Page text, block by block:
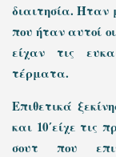
διαιτησία. Ήταν
που ήταν αυτοί
είχαν τις
τέρματα.
Επιθετικά
και 10΄είχε τις
σουτ που